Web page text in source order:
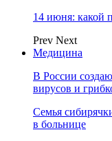
14 июня: какой
Prev Next
Медицина
В России
вирусов и
Семья
в больнице